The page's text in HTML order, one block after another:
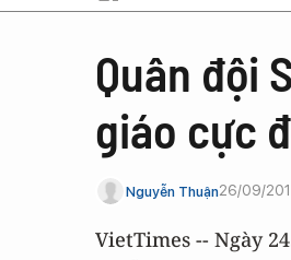
Quân đội
giáo cực
Nguyễn Thuận26/09/
VietTimes -- Ngày